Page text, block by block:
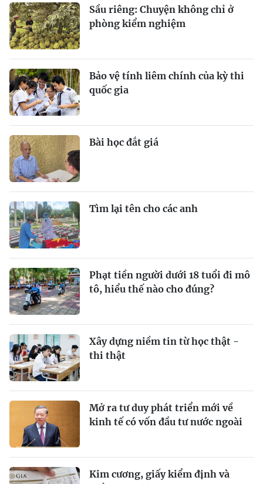
Sầu riêng: Chuyện không chỉ ở
phòng kiểm nghiệm
Bảo vệ tính liêm chính của kỳ thi
quốc gia
Bài học đắt giá
Tìm lại tên cho các anh
Phạt tiền người dưới 18 tuổi đi mô
tô, hiểu thế nào cho đúng?
Xây dựng niềm tin từ học thật -
thi thật
Mở ra tư duy phát triển mới về
kinh tế có vốn đầu tư nước ngoài
Kim cương, giấy kiểm định và